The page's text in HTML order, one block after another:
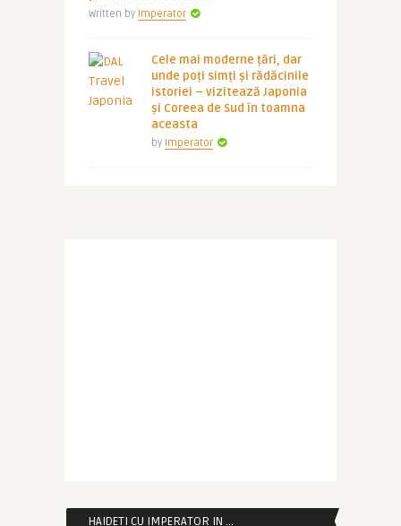
Written by Imperator
Cele mai moderne țări, dar
unde poți simți și rădăcinile
istoriei – vizitează Japonia
și Coreea de Sud în toamna
aceasta
by Imperator
HAIDETI CU IMPERATOR IN …